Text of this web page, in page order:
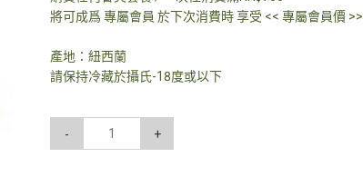
將可成爲 專屬會員 於下次消費時 享受 << 專屬會員價 >>
產地：紐西蘭
請保持冷藏於攝氏-18度或以下
- +